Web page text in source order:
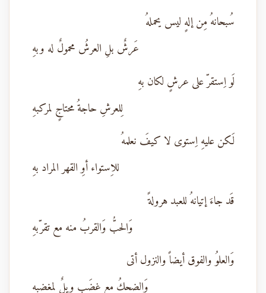
سُبحانهُ مِن إلهٍ ليس يحملهُ
عَرشٌ بلِ العرشُ محمولٌ له وبهِ
لَو اِستقرّ على عرشٍ لكان بهِ
لِلعرشِ حاجةُ محتاجٍ لمركبهِ
لَكن عليهِ اِستوى لا كيفَ نعلمهُ
للاِستواء أوِ القهر المراد بهِ
قَد جاءَ إتيانهُ للعبد هرولةً
وَالحبُّ وَالقربُ منه مع تقرّبهِ
وَالعلوُ والفوق أيضاً والنزول أتى
وَالضحكُ مع غضَبٍ ويلٌ لمغضبهِ